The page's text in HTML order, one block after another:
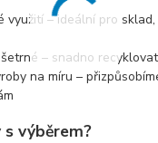
využití – ideální pro
– snadno
na míru –
s výběrem?